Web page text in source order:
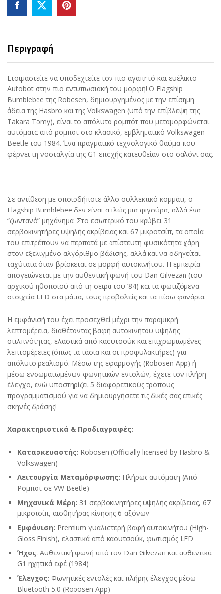
Περιγραφή
Ετοιμαστείτε να υποδεχτείτε τον πιο αγαπητό και ευέλικτο
Autobot στην πιο εντυπωσιακή του μορφή! Ο Flagship
Bumblebee της Robosen, δημιουργημένος με την επίσημη
άδεια της Hasbro και της Volkswagen (υπό την επίβλεψη της
Takara Tomy), είναι το απόλυτο ρομπότ που μεταμορφώνεται
αυτόματα από ρομπότ στο κλασικό, εμβληματικό Volkswagen
Beetle του 1984. Ένα πραγματικό τεχνολογικό θαύμα που
φέρνει τη νοσταλγία της G1 εποχής κατευθείαν στο σαλόνι σας.
Σε αντίθεση με οποιοδήποτε άλλο συλλεκτικό κομμάτι, ο
Flagship Bumblebee δεν είναι απλώς μια φιγούρα, αλλά ένα
“ζωντανό” μηχάνημα. Στο εσωτερικό του κρύβει 31
σερβοκινητήρες υψηλής ακρίβειας και 67 μικροτσίπ, τα οποία
του επιτρέπουν να περπατά με απίστευτη φυσικότητα χάρη
στον εξελιγμένο αλγόριθμο βάδισης, αλλά και να οδηγείται
ταχύτατα όταν βρίσκεται σε μορφή αυτοκινήτου. Η εμπειρία
απογειώνεται με την αυθεντική φωνή του Dan Gilvezan (του
αρχικού ηθοποιού από τη σειρά του ’84) και τα φωτιζόμενα
στοιχεία LED στα μάτια, τους προβολείς και τα πίσω φανάρια.
Η εμφάνισή του έχει προσεχθεί μέχρι την παραμικρή
λεπτομέρεια, διαθέτοντας βαφή αυτοκινήτου υψηλής
στιλπνότητας, ελαστικά από καουτσούκ και επιχρωμιωμένες
λεπτομέρειες (όπως τα τάσια και οι προφυλακτήρες) για
απόλυτο ρεαλισμό. Μέσω της εφαρμογής (Robosen App) ή
μέσω ενσωματωμένων φωνητικών εντολών, έχετε τον πλήρη
έλεγχο, ενώ υποστηρίζει 5 διαφορετικούς τρόπους
προγραμματισμού για να δημιουργήσετε τις δικές σας επικές
σκηνές δράσης!
Χαρακτηριστικά & Προδιαγραφές:
Κατασκευαστής: Robosen (Officially licensed by Hasbro &
Volkswagen)
Λειτουργία Μεταμόρφωσης: Πλήρως αυτόματη (Από
Ρομπότ σε VW Beetle)
Μηχανικά Μέρη: 31 σερβοκινητήρες υψηλής ακρίβειας, 67
μικροτσίπ, αισθητήρας κίνησης 6-αξόνων
Εμφάνιση: Premium γυαλιστερή βαφή αυτοκινήτου (High-
Gloss Finish), ελαστικά από καουτσούκ, φωτισμός LED
Ήχος: Αυθεντική φωνή από τον Dan Gilvezan και αυθεντικά
G1 ηχητικά εφέ (1984)
Έλεγχος: Φωνητικές εντολές και πλήρης έλεγχος μέσω
Bluetooth 5.0 (Robosen App)